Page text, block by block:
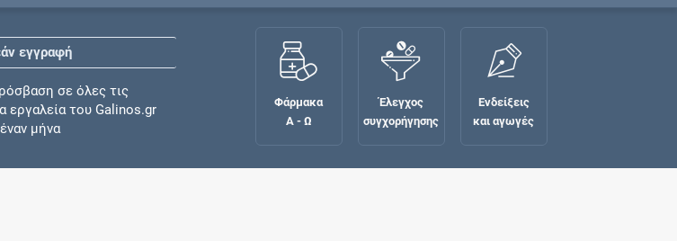
εγγραφή
σε όλες τις
εργαλεία του Galinos.gr
μήνα
Φάρμακα
Α - Ω
Έλεγχος
συγχορήγησης
Ενδείξεις
και αγωγές